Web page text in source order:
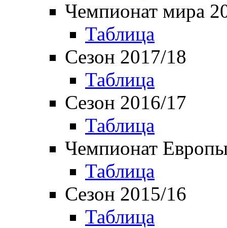
Чемпионат мира
Таблица
Сезон 2017/18
Таблица
Сезон 2016/17
Таблица
Чемпионат
Таблица
Сезон 2015/16
Таблица